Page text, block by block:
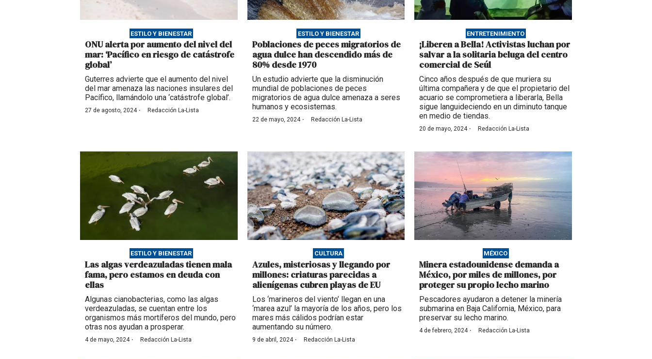
ESTILO Y BIENESTAR
ONU alerta por aumento del nivel del
mar: ‘Pacífico en riesgo de catástrofe
global’
Guterres advierte que el aumento del nivel
del mar amenaza las naciones insulares del
Pacífico, llamándolo una ‘catástrofe global’.
27 de agosto, 2024· Redacción La-Lista
ESTILO Y BIENESTAR
Poblaciones de peces migratorios de
agua dulce han descendido más de
80% desde 1970
Un estudio advierte que la disminución
mundial de poblaciones de peces
migratorios de agua dulce amenaza a seres
humanos y ecosistemas.
22 de mayo, 2024· Redacción La-Lista
ENTRETENIMIENTO
¡Liberen a Bella! Activistas luchan por
salvar a la solitaria beluga del centro
comercial de Seúl
Cinco años después de que muriera su
última compañera y de que el propietario del
acuario se comprometiera a liberarla, Bella
sigue languideciendo en un diminuto tanque
en medio de tiendas.
20 de mayo, 2024· Redacción La-Lista
ESTILO Y BIENESTAR
Las algas verdeazuladas tienen mala
fama, pero estamos en deuda con
ellas
Algunas cianobacterias, como las algas
verdeazuladas, se cuentan entre los
organismos más mortíferos del mundo, pero
otras nos ayudan a prosperar.
4 de mayo, 2024· Redacción La-Lista
CULTURA
Azules, misteriosas y llegando por
millones: criaturas parecidas a
alienígenas cubren playas de EU
Los ‘marineros del viento’ llegan en una
‘marea azul’ la mayoría de los años, pero los
mares más cálidos podrían estar
aumentando su número.
9 de abril, 2024· Redacción La-Lista
MÉXICO
Minera estadounidense demanda a
México, por miles de millones, por
proteger su propio lecho marino
Pescadores ayudaron a detener la minería
submarina en Baja California, México, para
preservar su lecho marino.
4 de febrero, 2024· Redacción La-Lista